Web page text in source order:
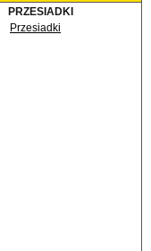
PRZESIADKI
Przesiadki